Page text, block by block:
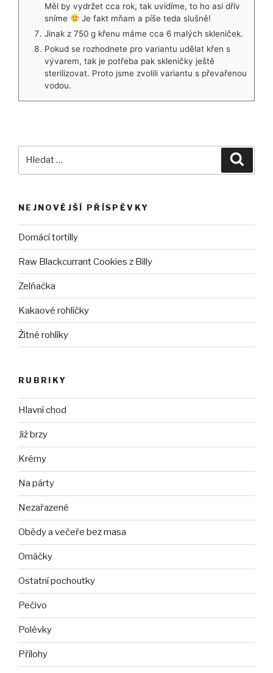
Měl by vydržet cca rok, tak uvidíme, to ho asi dřív
sníme
Je fakt mňam a píše teda slušně!
Jinak z 750 g křenu máme cca 6 malých skleniček.
Pokud se rozhodnete pro variantu udělat křen s
vývarem, tak je potřeba pak skleničky ještě
sterilizovat. Proto jsme zvolili variantu s převařenou
vodou.
NEJNOVĚJŠÍ PŘÍSPĚVKY
Domácí tortilly
Raw Blackcurrant Cookies z Billy
Zelňačka
Kakaové rohlíčky
Žitné rohlíky
RUBRIKY
Hlavní chod
Již brzy
Krémy
Na párty
Nezařazené
Obědy a večeře bez masa
Omáčky
Ostatní pochoutky
Pečivo
Polévky
Přílohy